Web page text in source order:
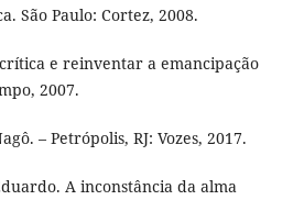
São Paulo: Cortez, 2008.
crítica e reinventar a emancipação
2007.
– Petrópolis, RJ: Vozes, 2017.
A inconstância da alma